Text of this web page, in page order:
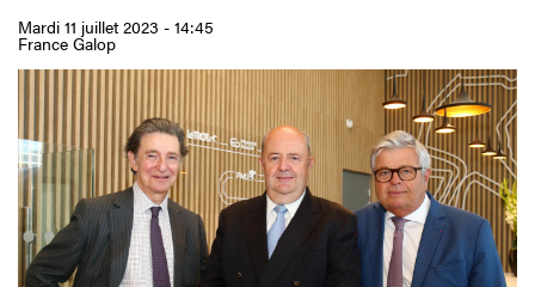
Mardi 11 juillet 2023 - 14:45
France Galop